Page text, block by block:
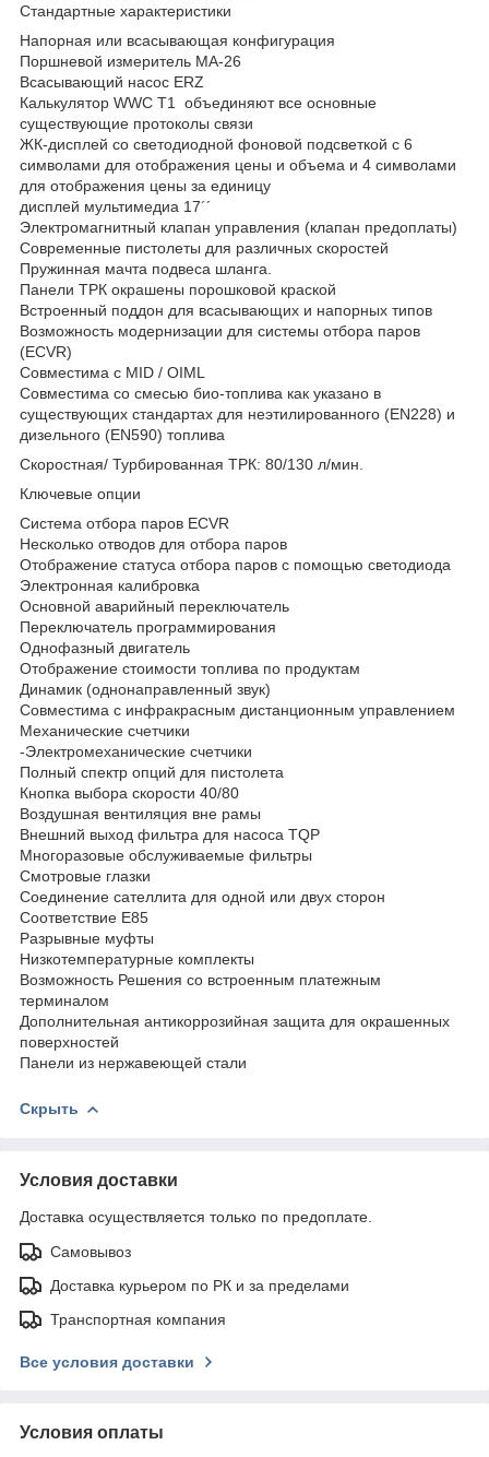
Стандартные характеристики
Напорная или всасывающая конфигурация
Поршневой измеритель МА-26
Всасывающий насос ERZ
Калькулятор WWC Т1 объединяют все основные
существующие протоколы связи
ЖК-дисплей со светодиодной фоновой подсветкой с 6
символами для отображения цены и объема и 4 символами
для отображения цены за единицу
дисплей мультимедиа 17´´
Электромагнитный клапан управления (клапан предоплаты)
Современные пистолеты для различных скоростей
Пружинная мачта подвеса шланга.
Панели ТРК окрашены порошковой краской
Встроенный поддон для всасывающих и напорных типов
Возможность модернизации для системы отбора паров
(ECVR)
Совместима с MID / OIML
Совместима со смесью био-топлива как указано в
существующих стандартах для неэтилированного (EN228) и
дизельного (EN590) топлива
Скоростная/ Турбированная ТРК: 80/130 л/мин.
Ключевые опции
Система отбора паров ECVR
Несколько отводов для отбора паров
Отображение статуса отбора паров с помощью светодиода
Электронная калибровка
Основной аварийный переключатель
Переключатель программирования
Однофазный двигатель
Отображение стоимости топлива по продуктам
Динамик (однонаправленный звук)
Совместима с инфракрасным дистанционным управлением
Механические счетчики
-Электромеханические счетчики
Полный спектр опций для пистолета
Кнопка выбора скорости 40/80
Воздушная вентиляция вне рамы
Внешний выход фильтра для насоса TQP
Многоразовые обслуживаемые фильтры
Смотровые глазки
Соединение сателлита для одной или двух сторон
Соответствие Е85
Разрывные муфты
Низкотемпературные комплекты
Возможность Решения со встроенным платежным
терминалом
Дополнительная антикоррозийная защита для окрашенных
поверхностей
Панели из нержавеющей стали
Скрыть
Условия доставки
Доставка осуществляется только по предоплате.
Самовывоз
Доставка курьером по РК и за пределами
Транспортная компания
Все условия доставки
Условия оплаты